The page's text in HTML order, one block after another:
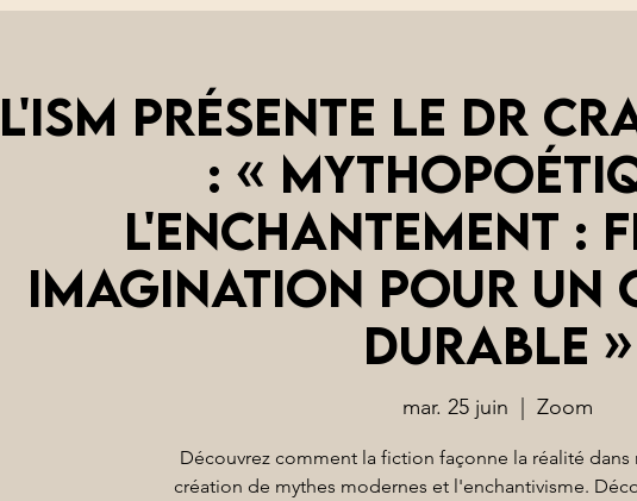
L'ISM présente le Dr
: «
l'enchantement :
imagination pour un
durable »
mar. 25 juin
  |
Zoom
Découvrez comment la fiction façonne la réalité dans
création de mythes modernes et l'enchantivisme.